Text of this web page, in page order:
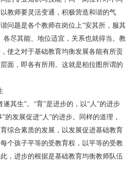
教师要灵活变通，积极营造和谐的气
问题是各个教师在岗位上”安其所，服其
各尽其能、地位适宜，关系也就得当。教
使之对于基础教育均衡发展各能有所贡
面，即各有所用。这就是柏拉图所谓的
其生”。“育”是进步的，以“人”的进步
的发展促进“人”的进步。同样的道理，
综合素质的发展，以发展促进基础教育
个孩子平等的受教育权，以平等的受教
，进步的根据是基础教育均衡教师队伍